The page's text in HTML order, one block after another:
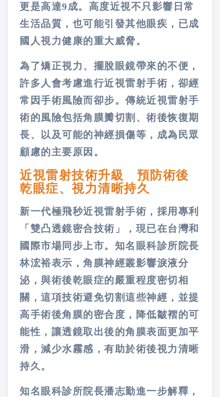
更是高達9成。高度近視不只影響日常
生活品質，也可能引發其他眼疾，已成
國人視力健康的重大威脅。
為了矯正視力、擺脫眼鏡帶來的不便，
許多人會考慮進行近視雷射手術，卻經
常因手術風險而卻步。傳統近視雷射手
術的風險包括角膜瓣切割、術後恢復期
長、以及可能的神經損傷等，成為民眾
顧慮的主要原因。
近視雷射技術升級 預防術後
乾眼症、視力清晰持久
新一代極飛秒近視雷射手術，採用專利
「雙凸透鏡密合技術」，現已在台灣和
國際市場同步上市。知名眼科診所院長
林浤裕表示，角膜神經叢影響淚液分
泌，與術後乾眼症的嚴重程度密切相
關，這項技術避免切割這些神經，並提
高手術後角膜的密合度，降低皺褶的可
能性，讓透鏡取出後的角膜表面更加平
滑，減少水霧感，有助於術後視力清晰
持久。
知名眼科診所院長潘志勤進一步解釋，